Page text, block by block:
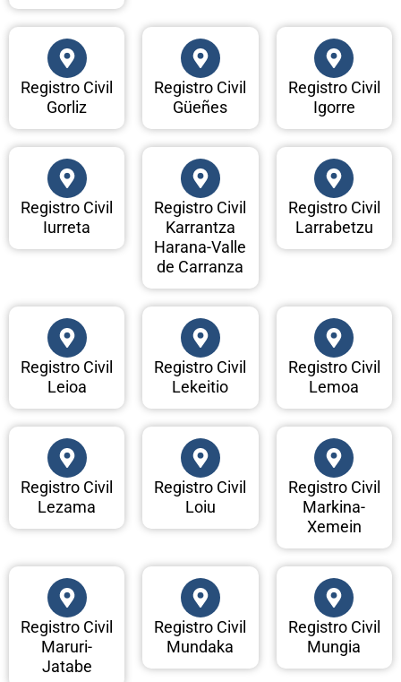
Registro Civil
Gorliz
Registro Civil
Güeñes
Registro Civil
Igorre
Registro Civil
Iurreta
Registro Civil
Karrantza
Harana-Valle
de Carranza
Registro Civil
Larrabetzu
Registro Civil
Leioa
Registro Civil
Lekeitio
Registro Civil
Lemoa
Registro Civil
Lezama
Registro Civil
Loiu
Registro Civil
Markina-
Xemein
Registro Civil
Maruri-
Jatabe
Registro Civil
Mundaka
Registro Civil
Mungia